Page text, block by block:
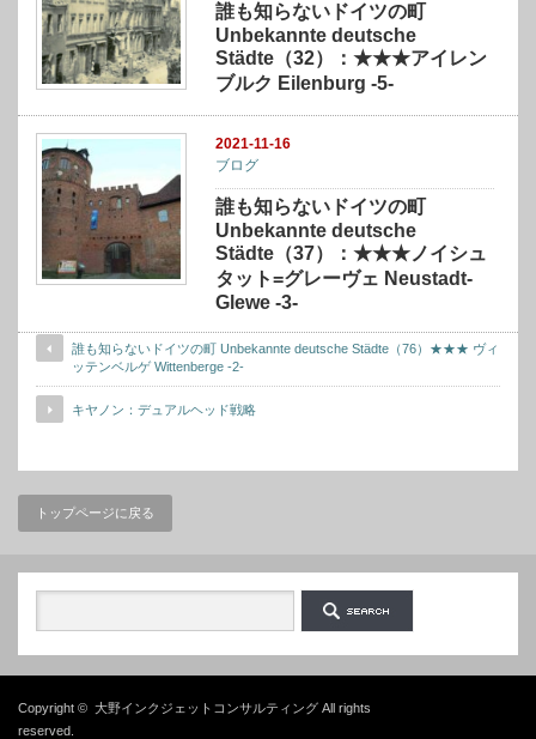
誰も知らないドイツの町
Unbekannte deutsche
Städte（32）：★★★アイレン
ブルク Eilenburg -5-
2021-11-16
ブログ
誰も知らないドイツの町
Unbekannte deutsche
Städte（37）：★★★ノイシュ
タット=グレーヴェ Neustadt-
Glewe -3-
誰も知らないドイツの町 Unbekannte deutsche Städte（76）★★★ ヴィ
ッテンベルゲ Wittenberge -2-
キヤノン：デュアルヘッド戦略
トップページに戻る
Copyright © 大野インクジェットコンサルティング All rights
reserved.